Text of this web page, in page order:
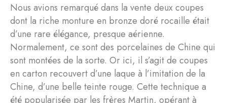
Nous avions remarqué dans la vente deux coupes
dont la riche monture en bronze doré rocaille était
d’une rare élégance, presque aérienne.
Normalement, ce sont des porcelaines de Chine qui
sont montées de la sorte. Or ici, il s’agit de coupes
en carton recouvert d’une laque à l’imitation de la
Chine, d’une belle teinte rouge. Cette technique a
été popularisée par les frères Martin, opérant à